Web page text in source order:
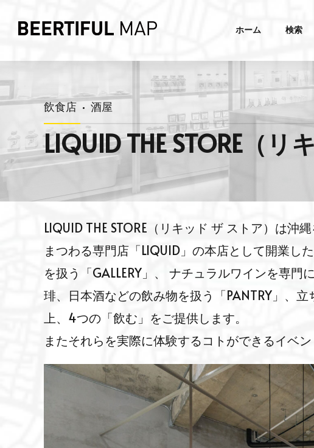
ホーム 検索
飲食店 酒屋
LIQUID THE STORE（リ
LIQUID THE STORE（リキッド ザ ストア）は
まつわる専門店「LIQUID」の本店として開業し
を扱う「GALLERY」、 ナチュラルワインを専門
琲、日本酒などの飲み物を扱う「PANTRY」、
上、4つの「飲む」をご提供します。
またそれらを実際に体験するコトができるイベン